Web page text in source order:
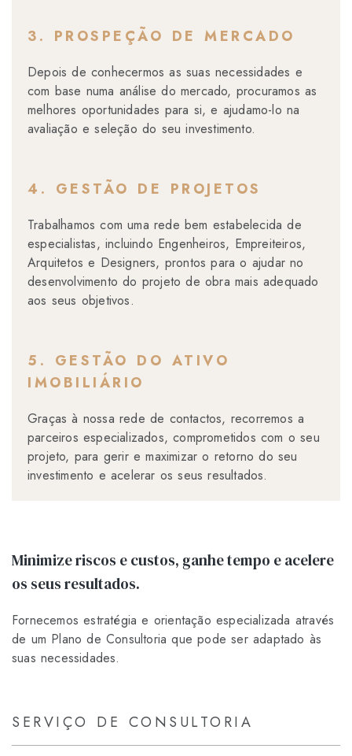
3. PROSPEÇÃO DE MERCADO
Depois de conhecermos as suas necessidades e
com base numa análise do mercado, procuramos as
melhores oportunidades para si, e ajudamo-lo na
avaliação e seleção do seu investimento.
4. GESTÃO DE PROJETOS
Trabalhamos com uma rede bem estabelecida de
especialistas, incluindo Engenheiros, Empreiteiros,
Arquitetos e Designers, prontos para o ajudar no
desenvolvimento do projeto de obra mais adequado
aos seus objetivos.
5. GESTÃO DO ATIVO
IMOBILIÁRIO
Graças à nossa rede de contactos, recorremos a
parceiros especializados, comprometidos com o seu
projeto, para gerir e maximizar o retorno do seu
investimento e acelerar os seus resultados.
Minimize riscos e custos, ganhe tempo e acelere
os seus resultados.
Fornecemos estratégia e orientação especializada através
de um Plano de Consultoria que pode ser adaptado às
suas necessidades.
SERVIÇO DE CONSULTORIA